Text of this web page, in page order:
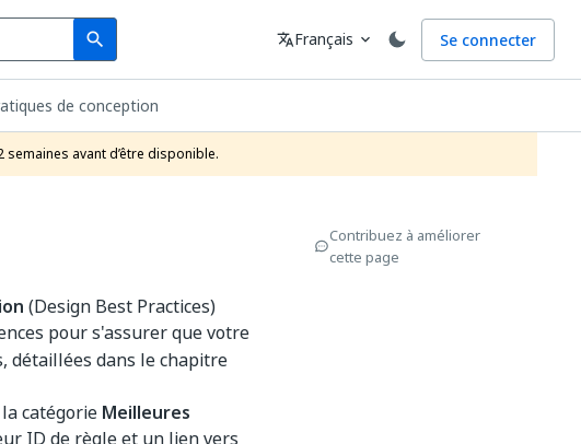
search
Search Langue
translateFrançais expand_more Se connecter
de conception
avant d’être disponible.
(Design Best Practices)
pour s'assurer que votre
détaillées dans le chapitre
catégorie Meilleures
ID de règle et un lien vers
Contribuez à améliorer
cette page